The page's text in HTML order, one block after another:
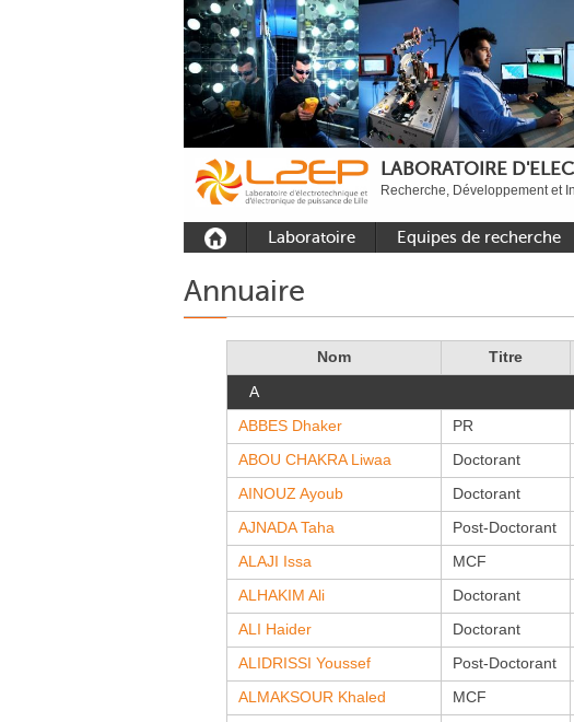
LABORATOIRE
Recherche, Développement et
Laboratoire
Outils et moyens
Plateformes
Rayonnement
Recrutement
Publications
Carbon Care
Equipes de recherche
Equipe Outils et
Equipe Réseaux
Annuaire
Nom Titre
A
ABBES Dhaker PR
ABOU CHAKRA Liwaa Doctorant
AINOUZ Ayoub Doctorant
AJNADA Taha Post-Doctorant
ALAJI Issa MCF
ALHAKIM Ali Doctorant
ALI Haider Doctorant
ALIDRISSI Youssef Post-Doctorant
ALMAKSOUR Khaled MCF